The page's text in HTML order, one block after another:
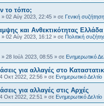
το τόπο;
» 02 Αύγ 2023, 22:45 » σε Γενική συζήτηση
και Ανθεκτικότητας
» 02 Αύγ 2023, 16:12 » σε Πολιτική
» 28 Ιούλ 2023, 08:55 » σε Ενημερωτικό
για αλλαγές στο
Οκτ 2022, 22:56 » σε Ενημερωτικό Δελτίο
για αλλαγές στις Αρχές
Οκτ 2022, 22:51 » σε Ενημερωτικό Δελτίο